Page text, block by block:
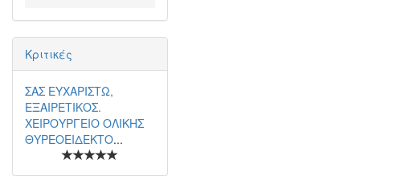
Κριτικές
ΣΑΣ ΕΥΧΑΡΙΣΤΩ,
ΕΞΑΙΡΕΤΙΚΟΣ.
ΧΕΙΡΟΥΡΓΕΙΟ ΟΛΙΚΗΣ
ΘΥΡΕΟΕΙΔΕΚΤΟ...